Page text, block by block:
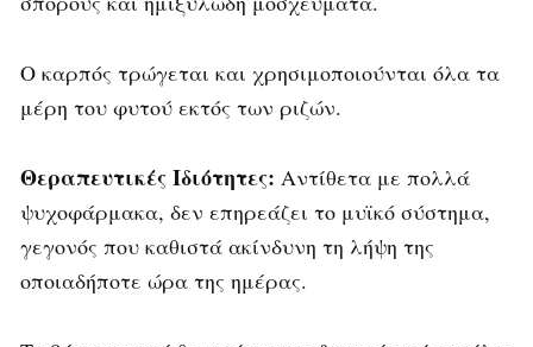
Ο καρπός τρώγεται και χρησιμοποιούνται όλα τα
μέρη του φυτού εκτός των ριζών.
Θεραπευτικές Ιδιότητες: Αντίθετα με πολλά
ψυχοφάρμακα, δεν επηρεάζει το μυϊκό σύστημα,
γεγονός που καθιστά ακίνδυνη τη λήψη της
οποιαδήποτε ώρα της ημέρας.